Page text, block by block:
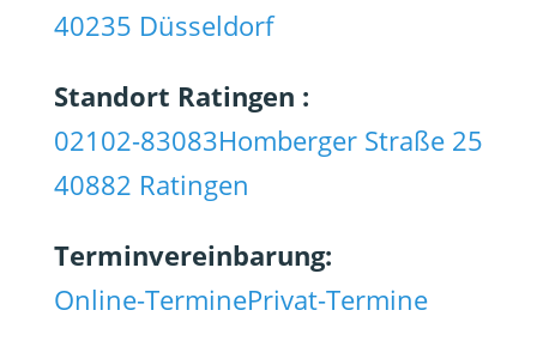
40235 Düsseldorf
Standort Ratingen :
02102-83083Homberger Straße 25
40882 Ratingen
Terminvereinbarung:
Online-TerminePrivat-Termine